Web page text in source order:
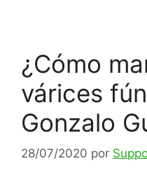
¿Cómo
várices
Gonzalo
28/07/2020 por